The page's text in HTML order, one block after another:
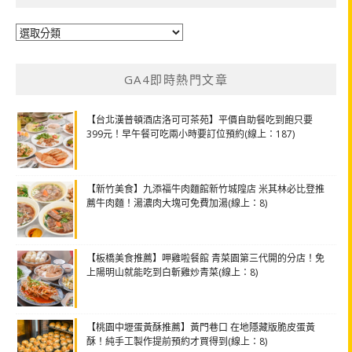
分
GA4即時熱門文章
【台北漢普頓酒店洛可可茶苑】平價自助餐吃到飽只要
399元！早午餐可吃兩小時要訂位預約(線上：187)
【新竹美食】九添福牛肉麵館新竹城隍店 米其林必比登推
薦牛肉麵！湯濃肉大塊可免費加湯(線上：8)
【板橋美食推薦】呷雞啦餐館 青菜園第三代開的分店！免
上陽明山就能吃到白斬雞炒青菜(線上：8)
【桃園中壢蛋黃酥推薦】黃門巷口 在地隱藏版脆皮蛋黃
酥！純手工製作提前預約才買得到(線上：8)